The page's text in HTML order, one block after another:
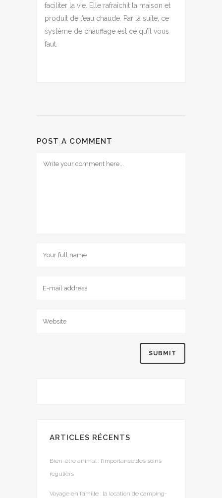
faciliter la vie. Elle rafraîchit la maison et
produit de l’eau chaude. Par la suite, ce
système de chauffage est ce qu’il vous
faut.
POST A COMMENT
ARTICLES RÉCENTS
Bien-être animal : l’importance des soins
réguliers
Voyage en famille : la location de camping-